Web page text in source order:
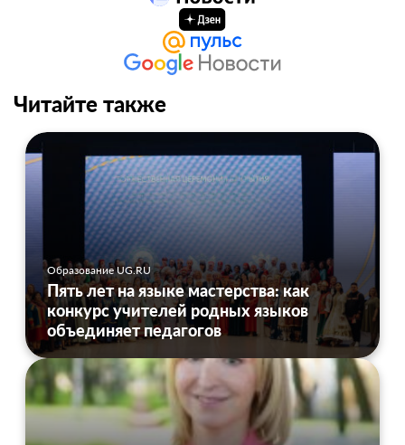
Читайте также
Образование UG.RU
Пять лет на языке мастерства: как
конкурс учителей родных языков
объединяет педагогов